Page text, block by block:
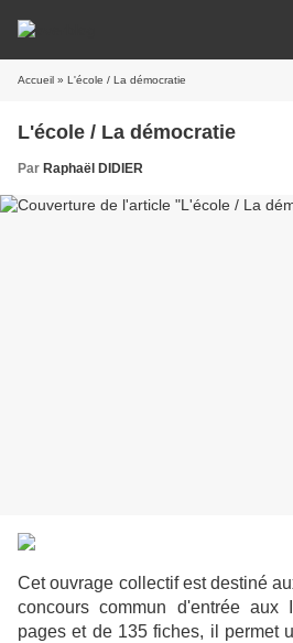
Accueil » L'école / La démocratie
L'école / La démocratie
Par Raphaël DIDIER
Cet ouvrage collectif est destiné
concours commun d'entrée aux
pages et de 135 fiches, il permet